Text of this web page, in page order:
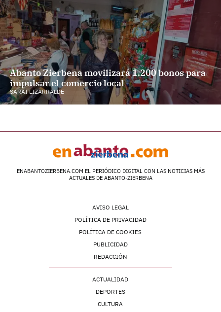
Abanto Zierbena movilizará 1.200 bonos para
impulsar el comercio local
SARAI LIZARRALDE
ENABANTOZIERBENA.COM EL PERIÓDICO DIGITAL CON LAS NOTICIAS MÁS
ACTUALES DE ABANTO-ZIERBENA
AVISO LEGAL
POLÍTICA DE PRIVACIDAD
POLÍTICA DE COOKIES
PUBLICIDAD
REDACCIÓN
ACTUALIDAD
DEPORTES
CULTURA